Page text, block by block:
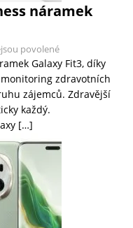
náramek
povolené
Galaxy Fit3, díky
zdravotních
zájemců. Zdravější
každý.
[…]